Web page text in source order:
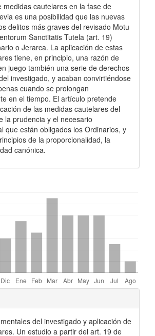
medidas cautelares en la fase de
es una posibilidad que las nuevas
delitos más graves del revisado Motu
Sanctitatis Tutela (art. 19)
o Jerarca. La aplicación de estas
tiene, en principio, una razón de
juego también una serie de derechos
investigado, y acaban convirtiéndose
cuando se prolongan
en el tiempo. El artículo pretende
de las medidas cautelares del
la prudencia y el necesario
que están obligados los Ordinarios, y
de la proporcionalidad, la
canónica.
del investigado y aplicación de
Un estudio a partir del art. 19 de